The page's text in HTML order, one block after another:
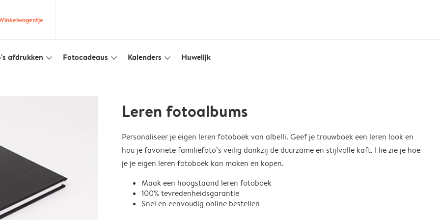
afdrukken slim_arrow_down Fotocadeaus slim_arrow_down Kalenders slim_arrow_down Huwelijk
Leren fotoalbums
Personaliseer je eigen leren fotoboek van albelli. Geef je trouwboek een leren look en
hou je favoriete familiefoto’s veilig dankzij de duurzame en stijlvolle kaft. Hie zie je hoe
je je eigen leren fotoboek kan maken en kopen.
Maak een hoogstaand leren fotoboek
100% tevredenheidsgarantie
Snel en eenvoudig online bestellen